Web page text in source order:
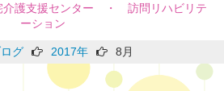
護支援センター ・ 訪問リハビリテ
ーション
グ 2017年 8月